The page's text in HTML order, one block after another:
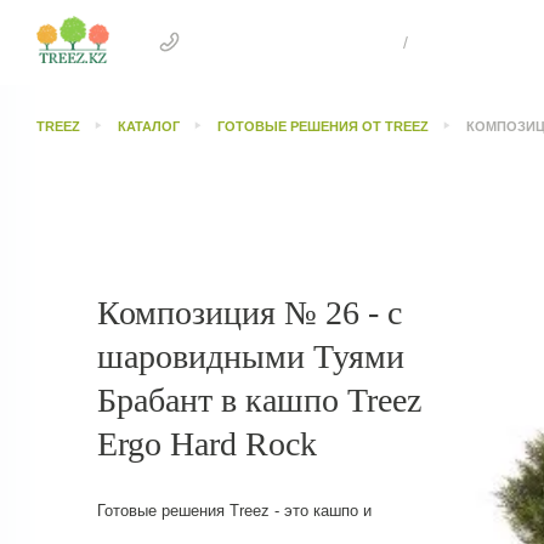
/
TREEZ КАТАЛОГ ГОТОВЫЕ РЕШЕНИЯ ОТ TREEZ
Композиция № 26 - с
шаровидными Туями
Брабант в кашпо Treez
Ergo Hard Rock
Готовые решения Treez - это кашпо и